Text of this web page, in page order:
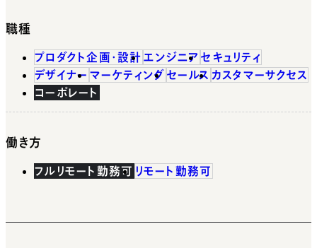
職種
プロダクト企画・設計 エンジニア セキュリティ
デザイナー マーケティング セールス カスタマーサクセス
コーポレート
働き方
フルリモート勤務可 リモート勤務可